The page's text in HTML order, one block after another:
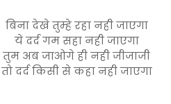
बिना देखे तुम्हे रहा नही जाएगा
ये दर्द गम सहा नही जाएगा
तुम अब जाओगे ही नही जीजाजी
तो दर्द किसी से कहा नही जाएगा